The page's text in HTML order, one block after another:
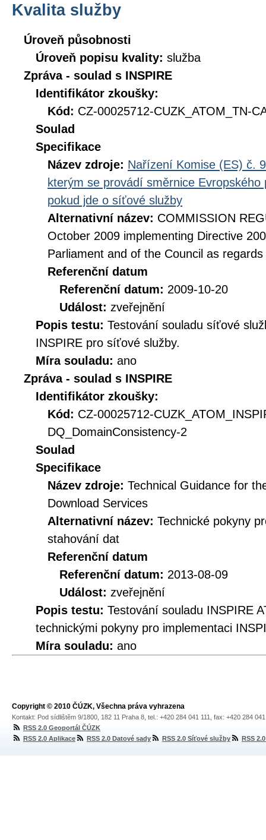
Kvalita služby
Úroveň působnosti
Úroveň popisu kvality: služba
Zpráva - soulad s INSPIRE
Identifikátor zkoušky:
Kód: CZ-00025712-CUZK_ATOM_TN-
Soulad
Specifikace
Název zdroje: Nařízení Komise (ES) č.
kterým se provádí směrnice
pokud jde o síťové služby
Alternativní název: COMMISSION
October 2009 implementing Directive
Parliament and of the Council as
Referenční datum
Referenční datum: 2009-10-20
Událost: zveřejnění
Popis testu: Testování souladu síťové
INSPIRE pro síťové služby.
Míra souladu: ano
Zpráva - soulad s INSPIRE
Identifikátor zkoušky:
Kód: CZ-00025712-
DQ_DomainConsistency-2
Soulad
Specifikace
Název zdroje: Technical Guidance for
Download Services
Alternativní název: Technické pokyny
stahování dat
Referenční datum
Referenční datum: 2013-08-09
Událost: zveřejnění
Popis testu: Testování souladu INSPIRE
technickými pokyny pro implementaci
Míra souladu: ano
Copyright © 2010 ČÚZK, Všechna práva vyhrazena
Kontakt: Pod sídlištěm 9/1800, 182 11 Praha 8, tel.: +420 284 041 111, fax: +420 284
RSS 2.0 Geoportál ČÚZK
RSS 2.0 Aplikace
RSS 2.0 Datové sady RSS 2.0 Síťové služby RSS